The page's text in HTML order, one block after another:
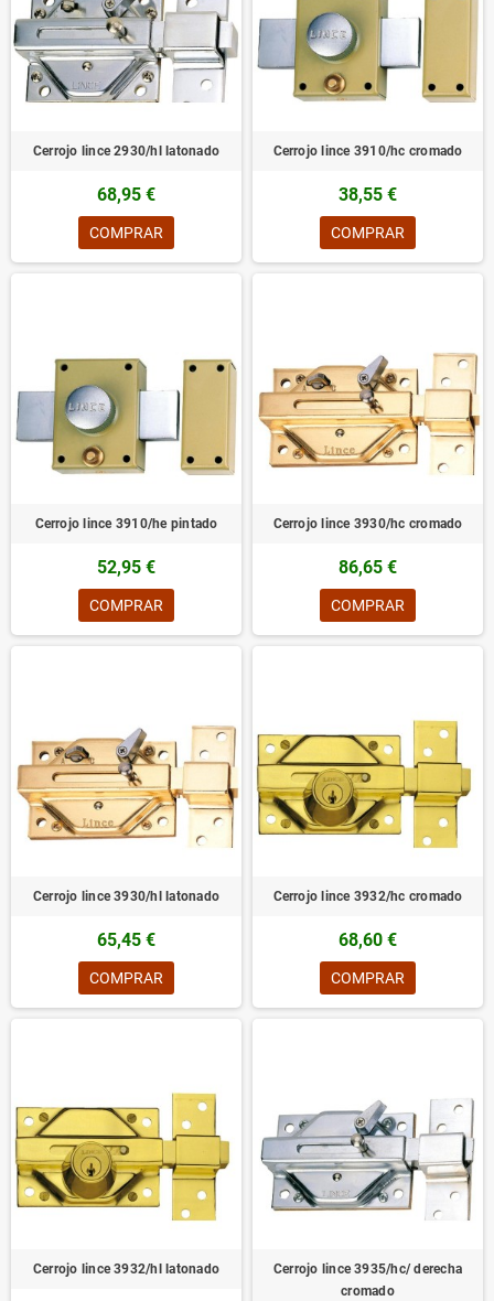
Cerrojo lince 2930/hl latonado
68,95 €
COMPRAR
Cerrojo lince 3910/hc cromado
38,55 €
COMPRAR
Cerrojo lince 3910/he pintado
52,95 €
COMPRAR
Cerrojo lince 3930/hc cromado
86,65 €
COMPRAR
Cerrojo lince 3930/hl latonado
65,45 €
COMPRAR
Cerrojo lince 3932/hc cromado
68,60 €
COMPRAR
Cerrojo lince 3932/hl latonado
Cerrojo lince 3935/hc/ derecha
cromado